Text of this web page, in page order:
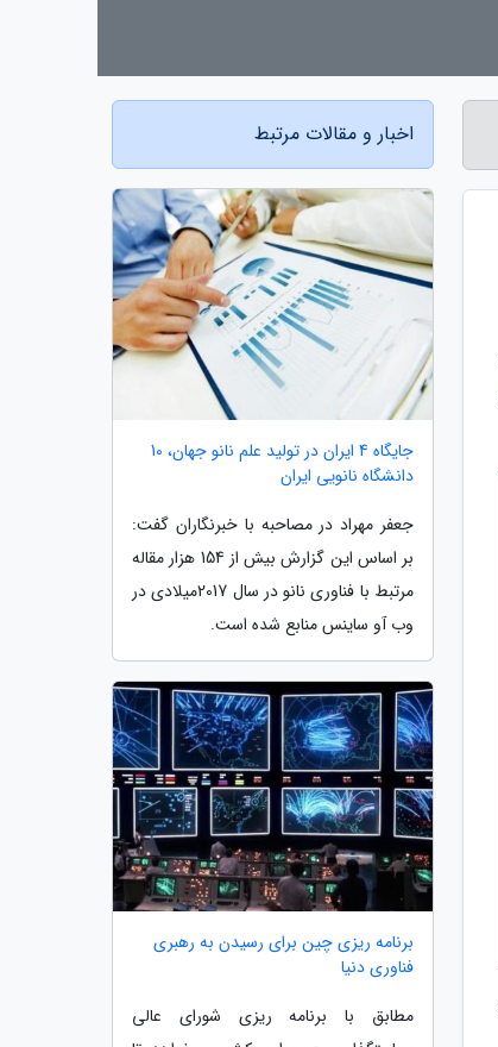
اخبار و مقالات مرتبط
جایگاه 4 ایران در تولید علم نانو جهان، 10
دانشگاه نانویی ایران
جعفر مهراد در مصاحبه با خبرنگاران گفت:
بر اساس این گزارش بیش از 154 هزار مقاله
مرتبط با فناوری نانو در سال 2017میلادی در
وب آو ساینس منابع شده است.
برنامه ریزی چین برای رسیدن به رهبری
فناوری دنیا
مطابق با برنامه ریزی شورای عالی